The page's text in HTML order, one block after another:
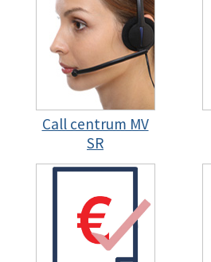
Call centrum MV
SR